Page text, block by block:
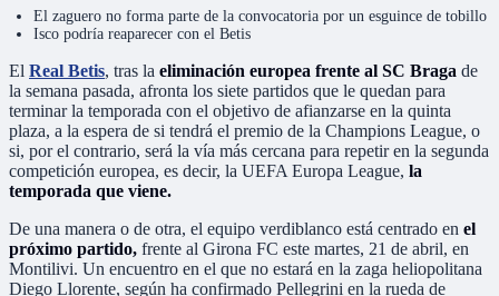
El zaguero no forma parte de la convocatoria por un esguince de tobillo
Isco podría reaparecer con el Betis
El Real Betis, tras la eliminación europea frente al SC Braga de
la semana pasada, afronta los siete partidos que le quedan para
terminar la temporada con el objetivo de afianzarse en la quinta
plaza, a la espera de si tendrá el premio de la Champions League, o
si, por el contrario, será la vía más cercana para repetir en la segunda
competición europea, es decir, la UEFA Europa League, la
temporada que viene.
De una manera o de otra, el equipo verdiblanco está centrado en el
próximo partido, frente al Girona FC este martes, 21 de abril, en
Montilivi. Un encuentro en el que no estará en la zaga heliopolitana
Diego Llorente, según ha confirmado Pellegrini en la rueda de